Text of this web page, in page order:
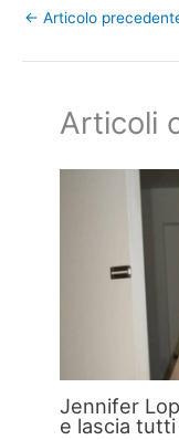
← Articolo
Articoli
Jennifer
e lascia